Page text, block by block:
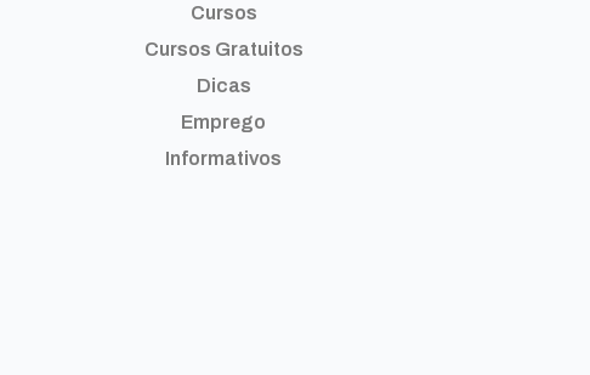
Cursos
Cursos Gratuitos
Dicas
Emprego
Informativos